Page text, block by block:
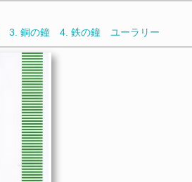
3. 銅の鐘 4. 鉄の鐘 ユーラリー